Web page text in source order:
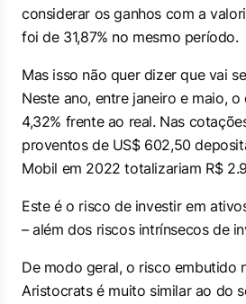
considerar os ganhos com a
foi de 31,87% no mesmo período.
Mas isso não quer dizer que vai
Neste ano, entre janeiro e maio,
4,32% frente ao real. Nas
proventos de US$ 602,50
Mobil em 2022 totalizariam R$
Este é o risco de investir em
– além dos riscos intrínsecos de
De modo geral, o risco embutido
Aristocrats é muito similar ao do